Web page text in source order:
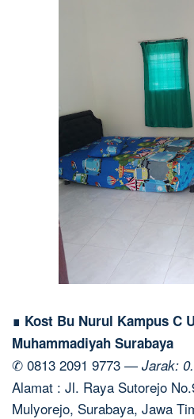
∎ Kost Bu Nurul Kampus C
Muhammadiyah Surabaya
✆ 0813 2091 9773 — Jarak:
Alamat : Jl. Raya Sutorejo
Mulyorejo, Surabaya, Jawa